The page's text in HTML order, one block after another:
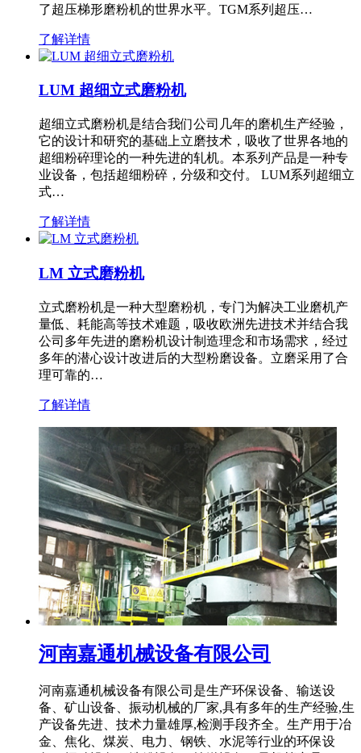
了超压梯形磨粉机的世界水平。TGM系列超压…
了解详情
LUM 超细立式磨粉机
超细立式磨粉机是结合我们公司几年的磨机生产经验，
它的设计和研究的基础上立磨技术，吸收了世界各地的
超细粉碎理论的一种先进的轧机。本系列产品是一种专
业设备，包括超细粉碎，分级和交付。 LUM系列超细立
式…
了解详情
LM 立式磨粉机
立式磨粉机是一种大型磨粉机，专门为解决工业磨机产
量低、耗能高等技术难题，吸收欧洲先进技术并结合我
公司多年先进的磨粉机设计制造理念和市场需求，经过
多年的潜心设计改进后的大型粉磨设备。立磨采用了合
理可靠的…
了解详情
河南嘉通机械设备有限公司
河南嘉通机械设备有限公司是生产环保设备、输送设
备、矿山设备、振动机械的厂家,具有多年的生产经验,生
产设备先进、技术力量雄厚,检测手段齐全。生产用于冶
金、焦化、煤炭、电力、钢铁、水泥等行业的环保设